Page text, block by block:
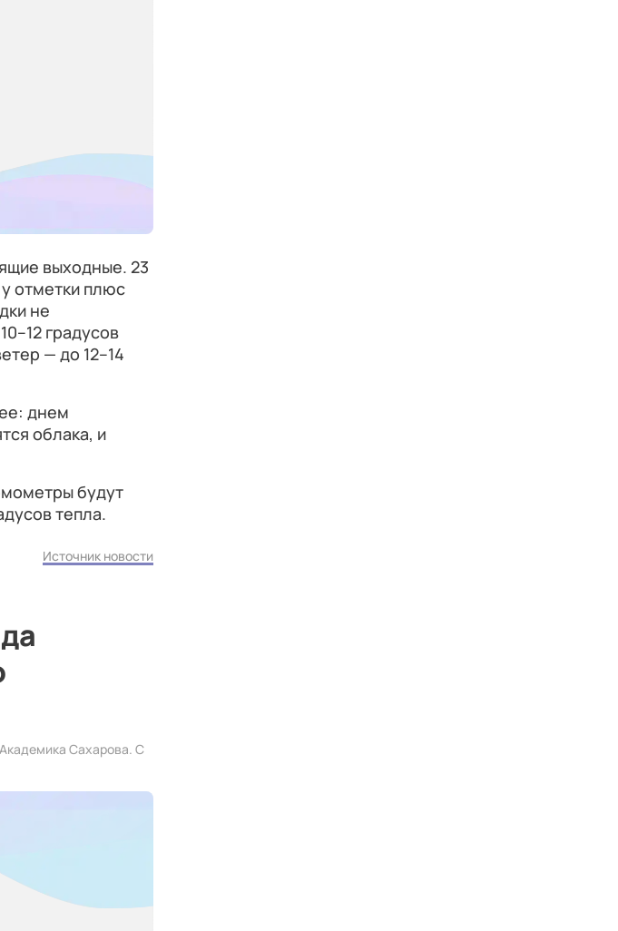
выходные. 23
отметки плюс
не
градусов
— до 12–14
днем
облака, и
будут
тепла.
Источник новости
Сахарова. С